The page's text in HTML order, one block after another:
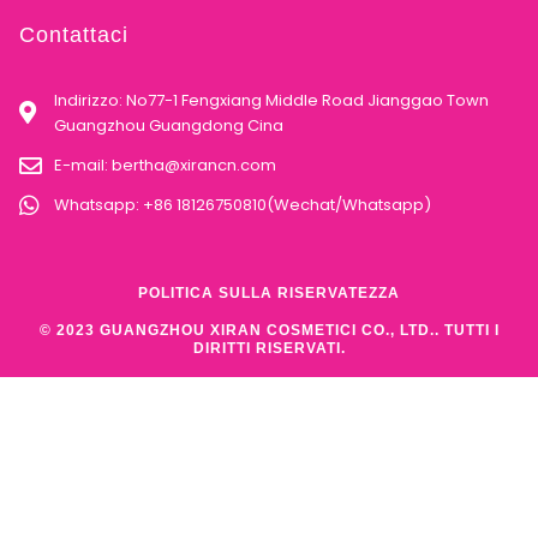
Contattaci
Indirizzo: No77-1 Fengxiang Middle Road Jianggao Town
Guangzhou Guangdong Cina
E-mail: bertha@xirancn.com
Whatsapp: +86 18126750810(Wechat/Whatsapp)
© 2023 GUANGZHOU XIRAN COSMETICI CO., LTD.. TUTTI I
DIRITTI RISERVATI.
POLITICA SULLA RISERVATEZZA